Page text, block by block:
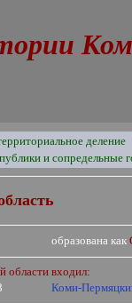
деление
и сопредельные
образована как
области входил:
Коми-